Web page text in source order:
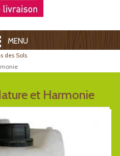
MENU
des Sols
et Harmonie